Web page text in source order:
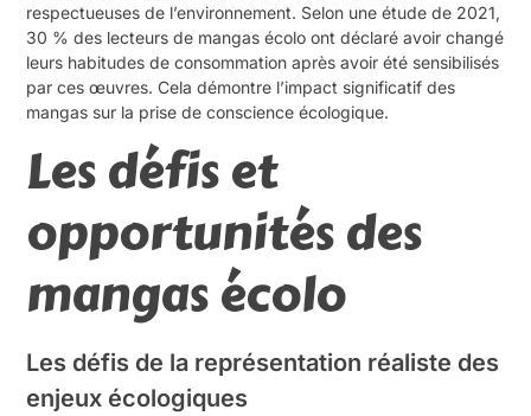
respectueuses de l’environnement. Selon une étude de 2021,
30 % des lecteurs de mangas écolo ont déclaré avoir changé
leurs habitudes de consommation après avoir été sensibilisés
par ces œuvres. Cela démontre l’impact significatif des
mangas sur la prise de conscience écologique.
Les défis et
opportunités des
mangas écolo
Les défis de la représentation réaliste des
enjeux écologiques